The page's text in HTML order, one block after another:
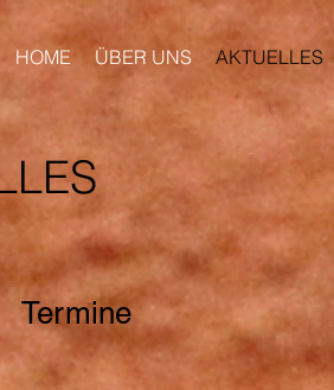
HOME ÜBER UNS AKTUELLES
Termine